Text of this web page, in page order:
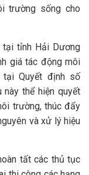
trường sống cho
tỉnh Hải Dương
giá tác động môi
Quyết định số
thể hiện quyết
trường, thúc đẩy
và xử lý hiệu
tất các thủ tục